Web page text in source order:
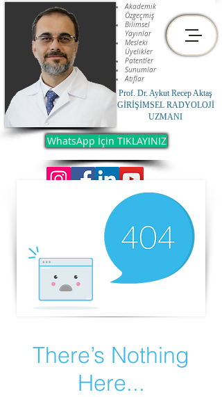
Prof. Dr. Aykut Recep Aktaş
GİRİŞİMSEL RADYOLOJİ
UZMANI
WhatsApp İçin TIKLAYINIZ
Akademik
Özgeçmiş
Bilimsel
Yayınlar
Mesleki
Üyelikler
Patentler
Sunumlar
Atıflar
There’s Nothing
Here...